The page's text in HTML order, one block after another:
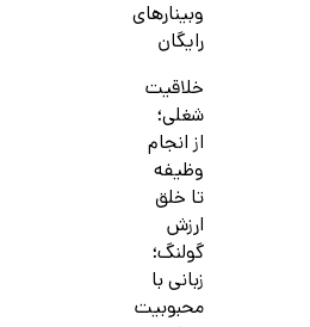
وبینارهای
رایگان
خلاقیت
شغلی؛
از انجام
وظیفه
تا خلق
ارزش
گولنگ؛
زبانی با
محبوبیت